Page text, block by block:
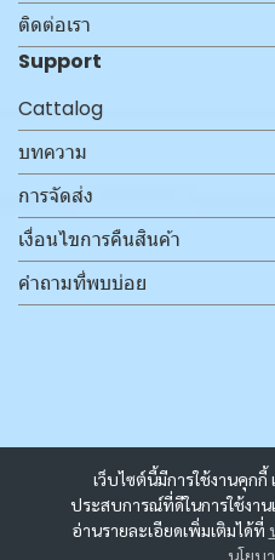
เว็บไซต์นี้มีการใช้งานคุก
ประสบการณ์ที่ดีในการใช้งา
อ่านรายละเอียดเพิ่มเติมได้ที่
นโยบ
ติดต่อเรา
Support
Cattalog
บทความ
การจัดส่ง
เงื่อนไขการคืนสินค้า
คำถามที่พบบ่อย